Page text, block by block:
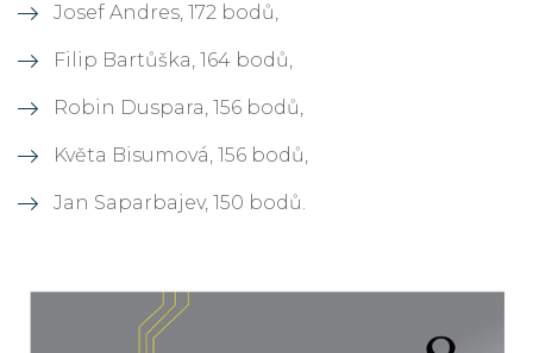
Josef Andres, 172 bodů,
Filip Bartůška, 164 bodů,
Robin Duspara, 156 bodů,
Květa Bisumová, 156 bodů,
Jan Saparbajev, 150 bodů.